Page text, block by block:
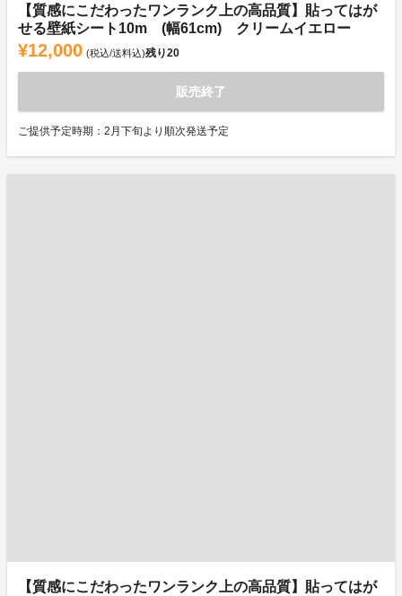
【質感にこだわったワンランク上の高品質】貼ってはが
せる壁紙シート10m (幅61cm) クリームイエロー
¥12,000 (税込/送料込)残り20
販売終了
ご提供予定時期：2月下旬より順次発送予定
【質感にこだわったワンランク上の高品質】貼ってはが